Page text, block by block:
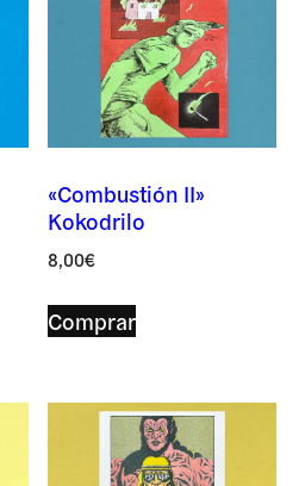
«Combustión II»
Kokodrilo
8,00€
Comprar